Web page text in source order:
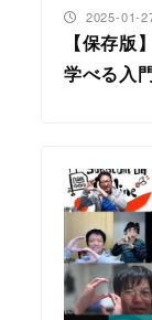
【保存版
学べる入
投稿日
2025-01-